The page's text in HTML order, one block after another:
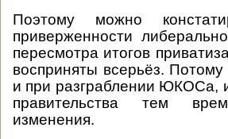
Поэтому можно
приверженности
пересмотра итогов
восприняты всерьёз.
и при разграблении ЮКОСа,
правительства тем
изменения.